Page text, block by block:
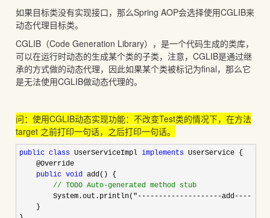
如果目标类没有实现接口，那么Spring AOP会选择使用CGLIB来
动态代理目标类。
CGLIB（Code Generation Library），是一个代码生成的类库，
可以在运行时动态的生成某个类的子类，注意，CGLIB是通过继
承的方式做的动态代理，因此如果某个类被标记为final，那么它
是无法使用CGLIB做动态代理的。
问：使用CGLIB动态实现功能：不改变Test类的情况下，在方法
target 之前打印一句话，之后打印一句话。
public class UserServiceImpl implements UserService {
    @Override
public void add() {
// TODO Auto-generated method stub
System.out.println("--------------------
    }